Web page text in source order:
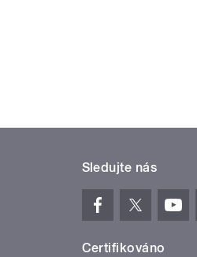
Sledujte nás
Certifikováno